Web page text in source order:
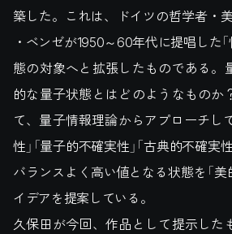
築した。これは、ドイツの哲学者・
・ベンゼが1950～60年代に提唱した
態の対象へと拡張したものである。
的な量子状態とはどのようなものか
て、量子情報理論からアプローチして
性」「量子的不確実性」「古典的不確実
バランスよく高い値となる状態を「美
イデアを提案している。
久保田が今回、作品として提示した